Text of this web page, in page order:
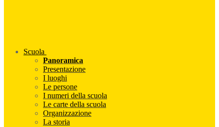
Scuola
Panoramica
Presentazione
I luoghi
Le persone
I numeri della scuola
Le carte della scuola
Organizzazione
La storia